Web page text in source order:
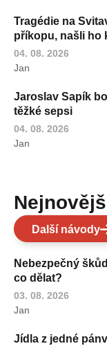
Tragédie na
příkopu, našli ho
04. 08. 2026
Jan
Jaroslav Sapík
těžké sepsi
04. 08. 2026
Jan
Další návody
Nebezpečný
co dělat?
03. 08. 2026
Jan
Jídla z jedné